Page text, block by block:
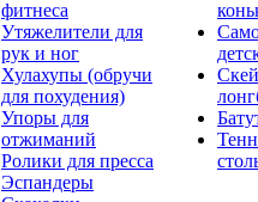
фитнеса
Утяжелители для
рук и ног
Хулахупы (обручи
для похудения)
Упоры для
отжиманий
Ролики для пресса
Эспандеры